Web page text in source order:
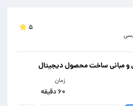
۵
و مبانی ساخت محصول دیجیتال
زمان
۶۰ دقیقه